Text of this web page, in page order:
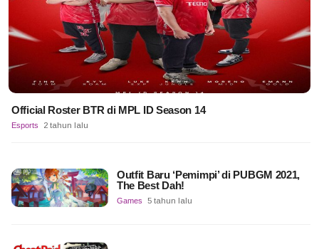
Official Roster BTR di MPL ID Season 14
Esports 2 tahun lalu
Outfit Baru ‘Pemimpi’ di PUBGM 2021,
The Best Dah!
Games 5 tahun lalu